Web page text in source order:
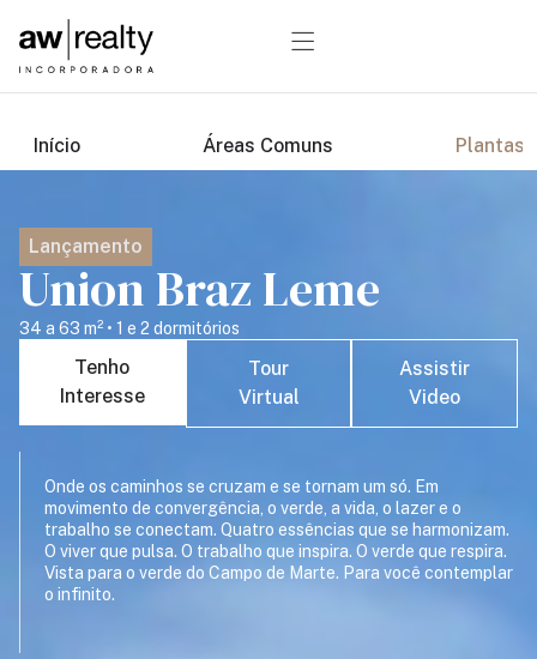
Início Áreas Comuns Plantas
Lançamento
Union Braz Leme
34 a 63 m² • 1 e 2 dormitórios
Tenho
Interesse
Tour
Virtual
Assistir
Video
Onde os caminhos se cruzam e se tornam um só. Em
movimento de convergência, o verde, a vida, o lazer e o
trabalho se conectam. Quatro essências que se harmonizam.
O viver que pulsa. O trabalho que inspira. O verde que respira.
Vista para o verde do Campo de Marte. Para você contemplar
o infinito.